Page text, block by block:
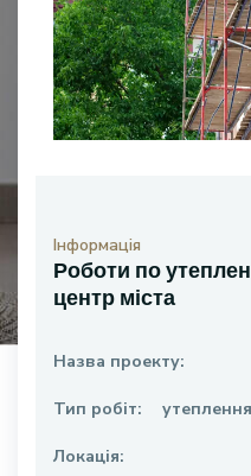
Інформація
Роботи по
центр міста
Назва проекту:
Тип робіт:
Локація: